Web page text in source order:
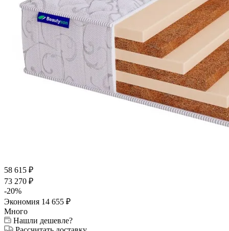
58 615 ₽
73 270 ₽
-20%
Экономия 14 655 ₽
Много
Нашли дешевле?